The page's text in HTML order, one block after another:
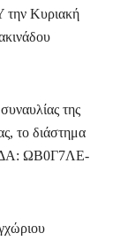
Κυριακή
της
το διάστημα
ΩΒ0Γ7ΛΕ-